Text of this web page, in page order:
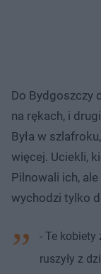
Do Bydgoszczy
na rękach, i
Była w
więcej. Uciekli,
Pilnowali ich,
wychodzi tylko
- Te kobiety
ruszyły z